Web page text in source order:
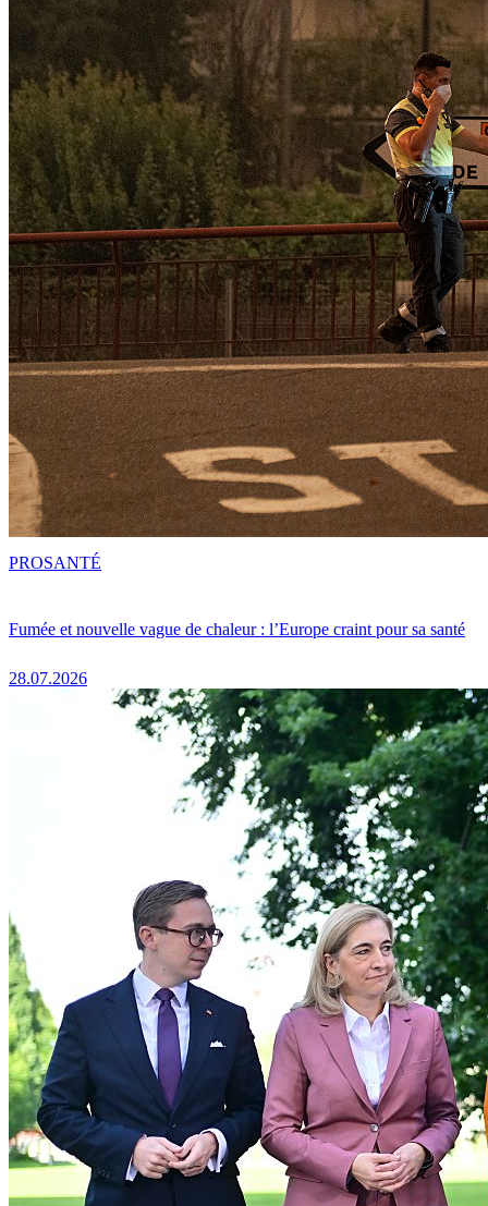
Fumée et nouvelle vague de chaleur : l’Europe craint pour sa santé
28.07.2026
PROSANTÉ